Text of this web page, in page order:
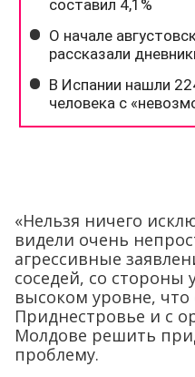
«Нельзя ничего
видели очень
агрессивные
соседей, со стороны
высоком уровне,
Приднестровье и с
Молдове решить
проблему.